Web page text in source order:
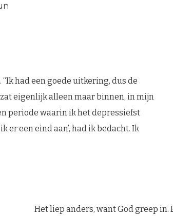
had een goede uitkering, dus de
eigenlijk alleen maar binnen, in mijn
periode waarin ik het depressiefst
er een eind aan’, had ik bedacht. Ik
Het liep anders, want God greep